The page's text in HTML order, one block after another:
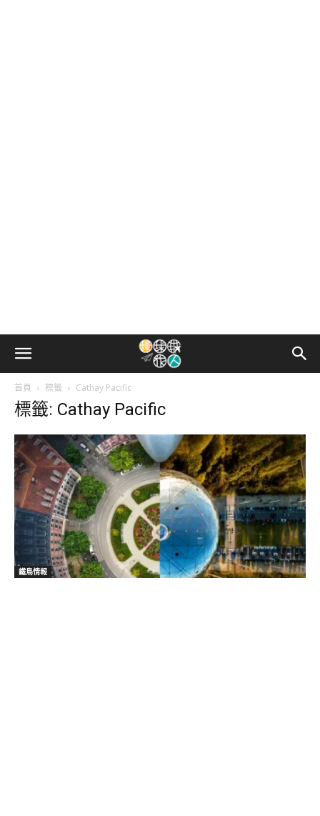
首頁 標籤 Cathay Pacific
標籤: Cathay Pacific
鐵鳥情報